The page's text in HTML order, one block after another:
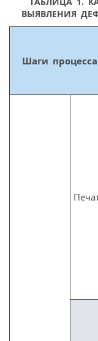
ВЫЯВЛЕНИЯ
Шаги процесса